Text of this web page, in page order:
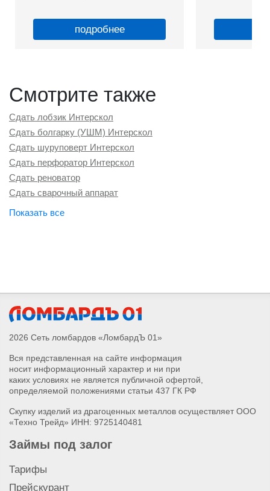
подробнее
Смотрите также
Сдать лобзик Интерскол
Сдать болгарку (УШМ) Интерскол
Сдать шуруповерт Интерскол
Сдать перфоратор Интерскол
Сдать реноватор
Сдать сварочный аппарат
Сдать лазерный нивелир
Сдать шуруповерт Makita
Сдать электроинструмент
Сдать лобзик Metabo
Сдать лобзик Bosch
Сдать лобзик
Сдать болгарку (УШМ) DeWalt
Сдать болгарку (УШМ) Metabo
Сдать болгарку (УШМ)
2026 Сеть ломбардов «ЛомбардЪ 01»
Вся представленная на сайте информация
носит информационный характер и ни при
каких условиях не является публичной офертой,
определяемой положениями статьи 437 ГК РФ
Скупку изделий из драгоценных металлов осуществляет ООО
«Техно Трейд» ИНН: 9725140481
Займы под залог
Тарифы
Прейскурант